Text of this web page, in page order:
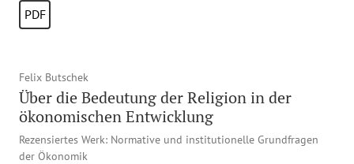
PDF
Felix Butschek
Über die Bedeutung der Religion in der
ökonomischen Entwicklung
Rezensiertes Werk: Normative und institutionelle Grundfragen
der Ökonomik